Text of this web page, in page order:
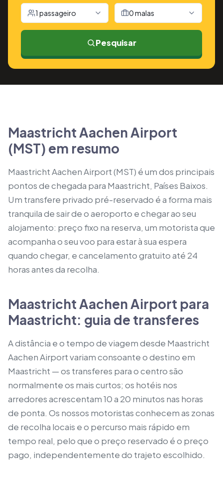
1 passageiro 0 malas
Pesquisar
Maastricht Aachen Airport
(MST) em resumo
Maastricht Aachen Airport (MST) é um dos principais
pontos de chegada para Maastricht, Países Baixos.
Um transfere privado pré-reservado é a forma mais
tranquila de sair de o aeroporto e chegar ao seu
alojamento: preço fixo na reserva, um motorista que
acompanha o seu voo para estar à sua espera
quando chegar, e cancelamento gratuito até 24
horas antes da recolha.
Maastricht Aachen Airport para
Maastricht: guia de transferes
A distância e o tempo de viagem desde Maastricht
Aachen Airport variam consoante o destino em
Maastricht — os transferes para o centro são
normalmente os mais curtos; os hotéis nos
arredores acrescentam 10 a 20 minutos nas horas
de ponta. Os nossos motoristas conhecem as zonas
de recolha locais e o percurso mais rápido em
tempo real, pelo que o preço reservado é o preço
pago, independentemente do trajeto escolhido.